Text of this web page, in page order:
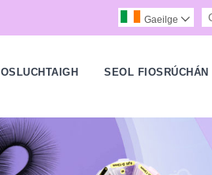
Gaeilge 
ÍOSLUCHTAIGH SEOL FIOSRÚCHÁN